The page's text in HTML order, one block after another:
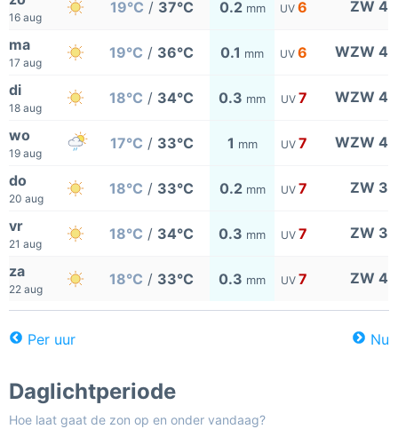
16 aug
19°C / 37°C 0.2 mm UV 6 ZW 4
ma
17 aug
19°C / 36°C 0.1 mm UV 6 WZW 4
di
18 aug
18°C / 34°C 0.3 mm UV 7 WZW 4
wo
19 aug
17°C / 33°C 1 mm UV 7 WZW 4
do
20 aug
18°C / 33°C 0.2 mm UV 7 ZW 3
vr
21 aug
18°C / 34°C 0.3 mm UV 7 ZW 3
za
22 aug
18°C / 33°C 0.3 mm UV 7 ZW 4
Per uur Nu
Daglichtperiode
Hoe laat gaat de zon op en onder vandaag?